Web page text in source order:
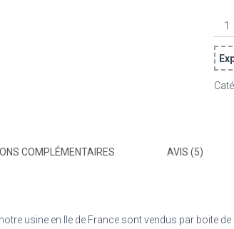
de
COMPLÉMENTAIRES AVIS (5)
usine en Ile de France sont vendus par boite